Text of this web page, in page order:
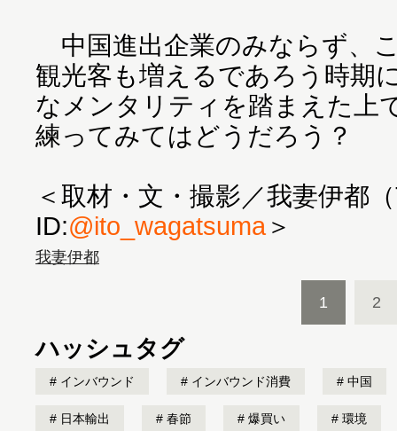
中国進出企業のみならず、
観光客も増えるであろう時期
なメンタリティを踏まえた上
練ってみてはどうだろう？
＜取材・文・撮影／我妻伊都
ID:@ito_wagatsuma＞
我妻伊都
1 2
ハッシュタグ
インバウンド インバウンド消費 中国
日本輸出 春節 爆買い 環境